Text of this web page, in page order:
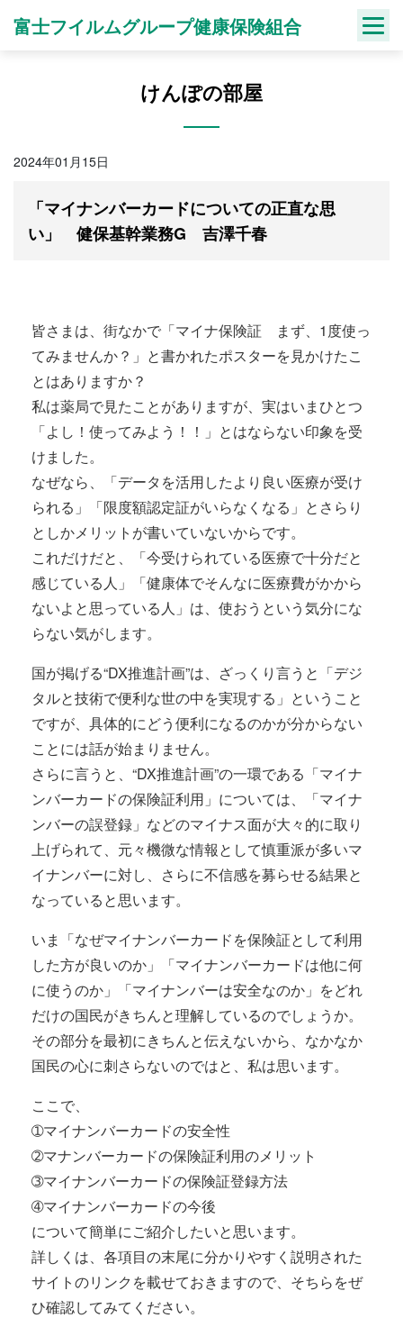
富士フイルムグループ健康保険組合
けんぽの部屋
2024年01月15日
「マイナンバーカードについての正直な思
い」 健保基幹業務G 吉澤千春
皆さまは、街なかで「マイナ保険証 まず、1度使っ
てみませんか？」と書かれたポスターを見かけたこ
とはありますか？
私は薬局で見たことがありますが、実はいまひとつ
「よし！使ってみよう！！」とはならない印象を受
けました。
なぜなら、「データを活用したより良い医療が受け
られる」「限度額認定証がいらなくなる」とさらり
としかメリットが書いていないからです。
これだけだと、「今受けられている医療で十分だと
感じている人」「健康体でそんなに医療費がかから
ないよと思っている人」は、使おうという気分にな
らない気がします。
国が掲げる“DX推進計画”は、ざっくり言うと「デジ
タルと技術で便利な世の中を実現する」ということ
ですが、具体的にどう便利になるのかが分からない
ことには話が始まりません。
さらに言うと、“DX推進計画”の一環である「マイナ
ンバーカードの保険証利用」については、「マイナ
ンバーの誤登録」などのマイナス面が大々的に取り
上げられて、元々機微な情報として慎重派が多いマ
イナンバーに対し、さらに不信感を募らせる結果と
なっていると思います。
いま「なぜマイナンバーカードを保険証として利用
した方が良いのか」「マイナンバーカードは他に何
に使うのか」「マイナンバーは安全なのか」をどれ
だけの国民がきちんと理解しているのでしょうか。
その部分を最初にきちんと伝えないから、なかなか
国民の心に刺さらないのではと、私は思います。
ここで、
➀マイナンバーカードの安全性
➁マナンバーカードの保険証利用のメリット
➂マイナンバーカードの保険証登録方法
➃マイナンバーカードの今後
について簡単にご紹介したいと思います。
詳しくは、各項目の末尾に分かりやすく説明された
サイトのリンクを載せておきますので、そちらをぜ
ひ確認してみてください。